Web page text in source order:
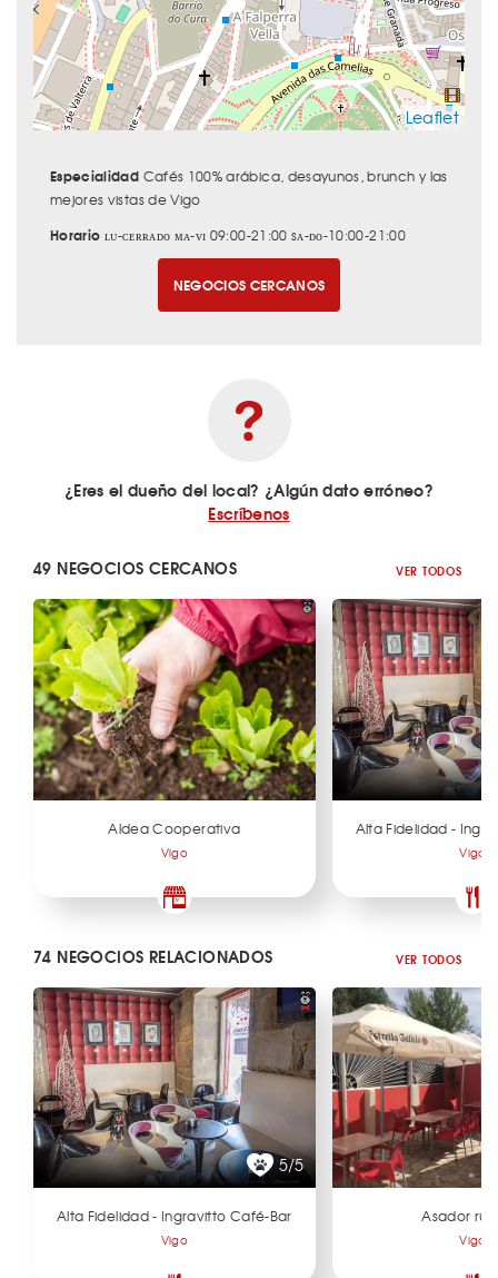
Leaflet
Especialidad Cafés 100% arábica, desayunos, brunch y las
mejores vistas de Vigo
Horario ʟᴜ-ᴄᴇʀʀᴀᴅᴏ ᴍᴀ-ᴠɪ 09:00-21:00 sᴀ-ᴅᴏ-10:00-21:00
NEGOCIOS CERCANOS
¿Eres el dueño del local? ¿Algún dato erróneo?
Escríbenos
49 NEGOCIOS CERCANOS VER TODOS
Aldea Cooperativa
Vigo
Alta Fidelidad -
Vigo
74 NEGOCIOS RELACIONADOS VER TODOS
5/5
Alta Fidelidad - Ingravitto Café-Bar
Vigo
Asador
Vigo